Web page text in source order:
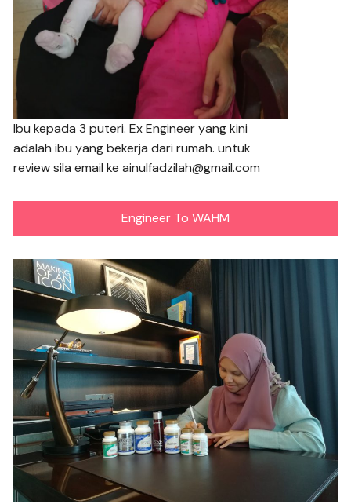
Ibu kepada 3 puteri. Ex Engineer yang kini
adalah ibu yang bekerja dari rumah. untuk
review sila email ke ainulfadzilah@gmail.com
Engineer To WAHM